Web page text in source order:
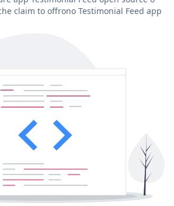
claim to offrono Testimonial Feed app